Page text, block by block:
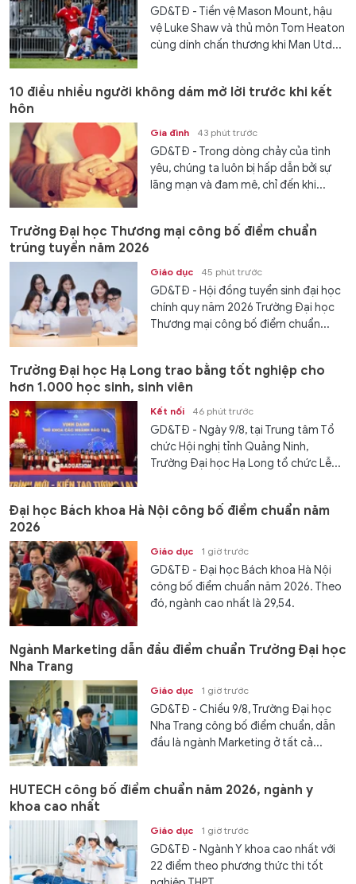
GD&TĐ - Tiền vệ Mason Mount, hậu
vệ Luke Shaw và thủ môn Tom Heaton
cùng dính chấn thương khi Man Utd...
10 điều nhiều người không dám mở lời trước khi kết
hôn
Gia đình 43 phút trước
GD&TĐ - Trong dòng chảy của tình
yêu, chúng ta luôn bị hấp dẫn bởi sự
lãng mạn và đam mê, chỉ đến khi...
Trường Đại học Thương mại công bố điểm chuẩn
trúng tuyển năm 2026
Giáo dục 45 phút trước
GD&TĐ - Hội đồng tuyển sinh đại học
chính quy năm 2026 Trường Đại học
Thương mại công bố điểm chuẩn...
Trường Đại học Hạ Long trao bằng tốt nghiệp cho
hơn 1.000 học sinh, sinh viên
Kết nối 46 phút trước
GD&TĐ - Ngày 9/8, tại Trung tâm Tổ
chức Hội nghị tỉnh Quảng Ninh,
Trường Đại học Hạ Long tổ chức Lễ...
Đại học Bách khoa Hà Nội công bố điểm chuẩn năm
2026
Giáo dục 1 giờ trước
GD&TĐ - Đại học Bách khoa Hà Nội
công bố điểm chuẩn năm 2026. Theo
đó, ngành cao nhất là 29,54.
Ngành Marketing dẫn đầu điểm chuẩn Trường Đại học
Nha Trang
Giáo dục 1 giờ trước
GD&TĐ - Chiều 9/8, Trường Đại học
Nha Trang công bố điểm chuẩn, dẫn
đầu là ngành Marketing ở tất cả...
HUTECH công bố điểm chuẩn năm 2026, ngành y
khoa cao nhất
Giáo dục 1 giờ trước
GD&TĐ - Ngành Y khoa cao nhất với
22 điểm theo phương thức thi tốt